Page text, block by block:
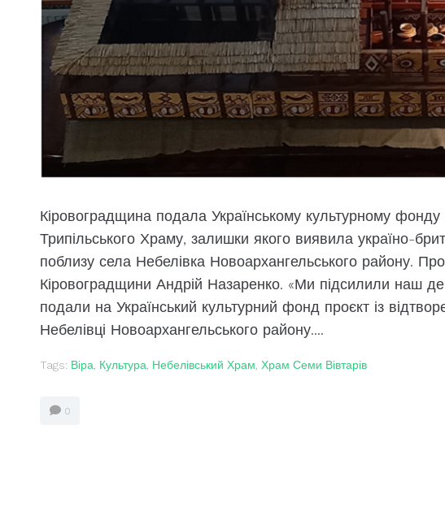
Кіровоградщина подала Українському культурному фонду
Трипільського Храму, залишки якого виявила україно-
поблизу села Небелівка Новоархангельського району.
Кіровоградщини Андрій Назаренко. «Ми підсилили наш
подали на Український культурний фонд проєкт із
Небелівці Новоархангельського району....
Tags: Віра Культура Небелівський Храм Храм Семи Вівтарів
0